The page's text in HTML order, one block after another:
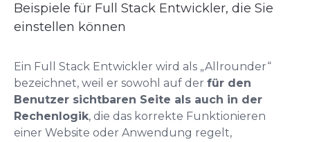
Beispiele für Full Stack Entwickler, die Sie
einstellen können
Ein Full Stack Entwickler wird als „Allrounder“
bezeichnet, weil er sowohl auf der für den
Benutzer sichtbaren Seite als auch in der
Rechenlogik, die das korrekte Funktionieren
einer Website oder Anwendung regelt,